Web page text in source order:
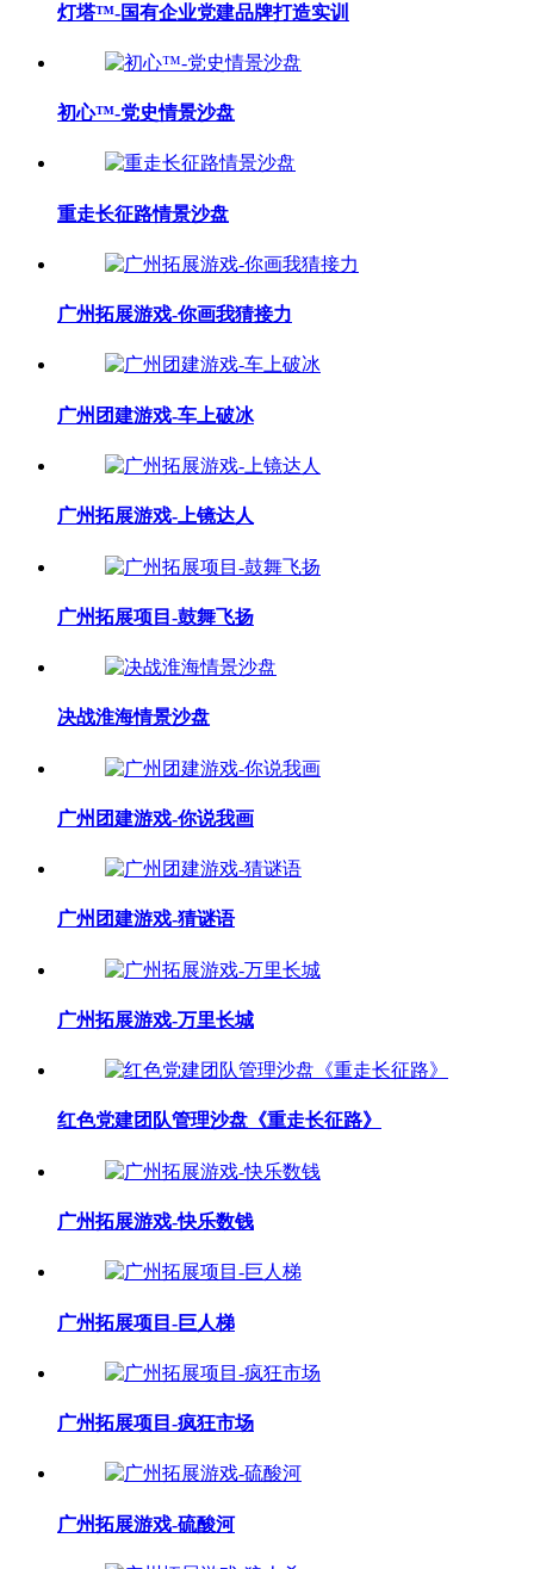
灯塔™-国有企业党建品牌打造实训
初心™-党史情景沙盘
重走长征路情景沙盘
广州拓展游戏-你画我猜接力
广州团建游戏-车上破冰
广州拓展游戏-上镜达人
广州拓展项目-鼓舞飞扬
决战淮海情景沙盘
广州团建游戏-你说我画
广州团建游戏-猜谜语
广州拓展游戏-万里长城
红色党建团队管理沙盘《重走长征路》
广州拓展游戏-快乐数钱
广州拓展项目-巨人梯
广州拓展项目-疯狂市场
广州拓展游戏-硫酸河